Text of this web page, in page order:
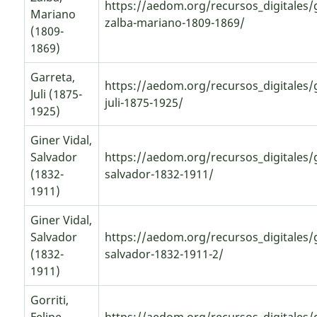
Mariano
(1809-
1869)
https://aedom.org/recursos_digitales/
zalba-mariano-1809-1869/
Garreta,
Juli (1875-
1925)
https://aedom.org/recursos_digitales/
juli-1875-1925/
Giner Vidal,
Salvador
(1832-
1911)
https://aedom.org/recursos_digitales/
salvador-1832-1911/
Giner Vidal,
Salvador
(1832-
1911)
https://aedom.org/recursos_digitales/
salvador-1832-1911-2/
Gorriti,